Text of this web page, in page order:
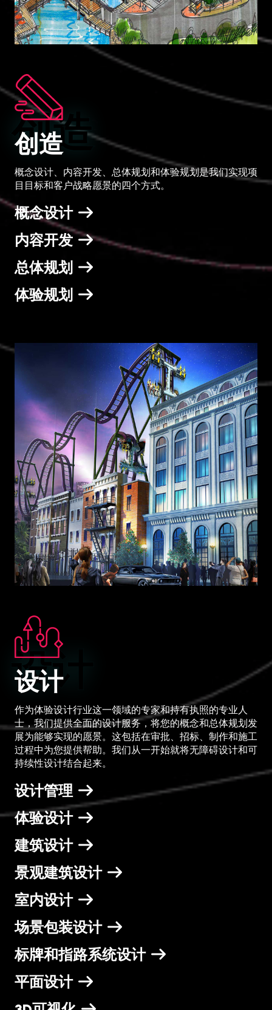
创造
创造
概念设计、内容开发、总体规划和体验规划是我们实现项
目目标和客户战略愿景的四个方式。
概念设计
内容开发
总体规划
体验规划
设计
设计
作为体验设计行业这一领域的专家和持有执照的专业人
士，我们提供全面的设计服务，将您的概念和总体规划发
展为能够实现的愿景。这包括在审批、招标、制作和施工
过程中为您提供帮助。我们从一开始就将无障碍设计和可
持续性设计结合起来。
设计管理
体验设计
建筑设计
景观建筑设计
室内设计
场景包装设计
标牌和指路系统设计
平面设计